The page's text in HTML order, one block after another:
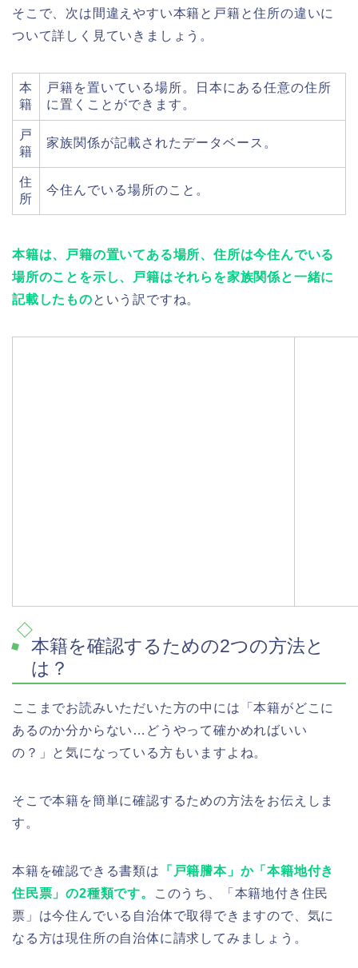
そこで、次は間違えやすい本籍と戸籍と住所の違いに
ついて詳しく見ていきましょう。
本
籍
戸籍を置いている場所。日本にある任意の住所
に置くことができます。
戸
籍
家族関係が記載されたデータベース。
住
所
今住んでいる場所のこと。
本籍は、戸籍の置いてある場所、住所は今住んでいる
場所のことを示し、戸籍はそれらを家族関係と一緒に
記載したものという訳ですね。
本籍を確認するための2つの方法と
は？
ここまでお読みいただいた方の中には「本籍がどこに
あるのか分からない…どうやって確かめればいい
の？」と気になっている方もいますよね。
そこで本籍を簡単に確認するための方法をお伝えしま
す。
本籍を確認できる書類は
「戸籍謄本」か「本籍地付き
住民票」の2種類です。
このうち、「本籍地付き住民
票」は今住んでいる自治体で取得できますので、気に
なる方は現住所の自治体に請求してみましょう。